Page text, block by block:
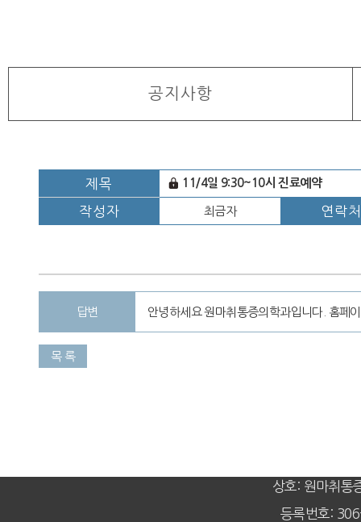
공지사항
제목 11/4일 9:30~10시 진료예약
작성자 최금자 연락처
답변 안녕하세요 원마취통증의학과입니다. 홈페
목 록
상호: 원마취통
등록번호: